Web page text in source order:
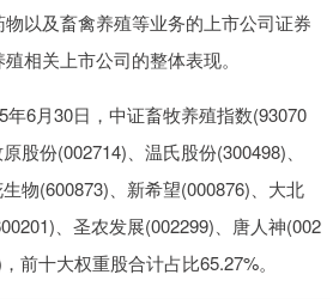
以及畜禽养殖等业务的上市公司证券
相关上市公司的整体表现。
6月30日，中证畜牧养殖指数(93070
股份(002714)、温氏股份(300498)、
物(600873)、新希望(000876)、大北
、圣农发展(002299)、唐人神(002
前十大权重股合计占比65.27%。